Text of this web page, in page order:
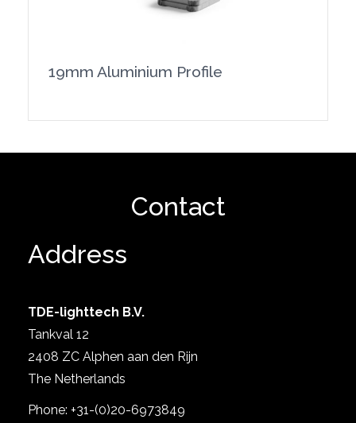
19mm Aluminium Profile
Contact
Address
TDE-lighttech B.V.
Tankval 12
2408 ZC Alphen aan den Rijn
The Netherlands
Phone: +31-(0)20-6973849